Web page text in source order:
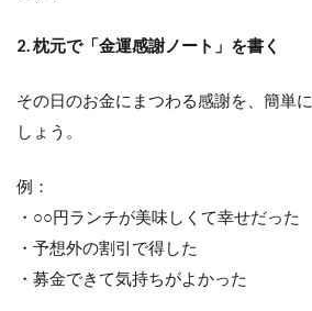
2. 枕元で「金運感謝ノート」を書く
その日のお金にまつわる感謝を、簡単
しょう。
例：
・○○円ランチが美味しくて幸せだった
・予想外の割引で得した
・募金できて気持ちがよかった